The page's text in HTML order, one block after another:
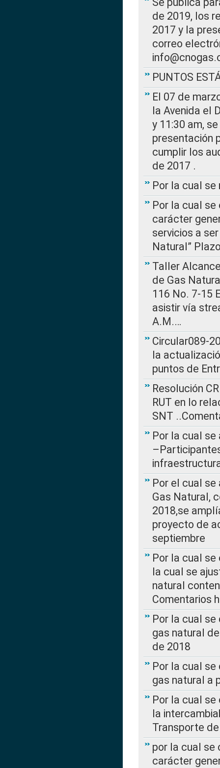
de 2019, los
2017 y la
correo
PUNTOS
El 07 de
la Avenida el
y 11:30 am,
presentación
cumplir los
de 2017 .
Por la cual se
Por la cual
carácter
servicios a
Natural”
Taller
de Gas
116 No. 7-15
asistir vía
A.M.…
Circular089-
la
puntos de
Resolución
RUT en lo
SNT
Por la cual se
Por el cual
Gas Natural,
2018,se
proyecto de
septiembre
Por la cual se
la cual se
natural
Comentarios
Por la cual
gas natural
de 2018
Por la cual
gas natural a
Por la cual
la
Transporte
por la cual se
carácter